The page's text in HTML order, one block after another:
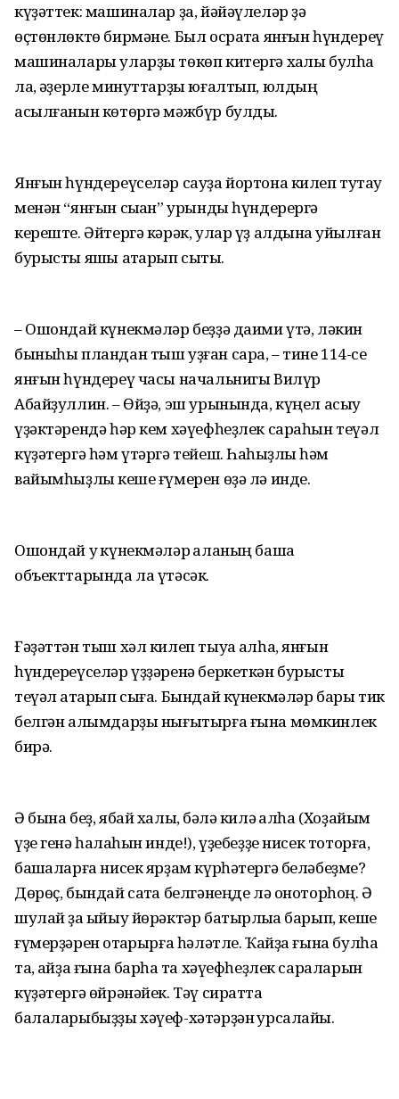
күҙәттек: машиналар ҙа, йәйәүлеләр ҙә
өҫтөнлөктө бирмәне. Был осраҡта янғын һүндереү
машиналары уларҙы төкөп китергә хаҡлы булһа
ла, ҡәҙерле минуттарҙы юғалтып, юлдың
асылғанын көтөргә мәжбүр булды.
Янғын һүндереүселәр сауҙа йортона килеп туҡтау
менән “янғын сыҡҡан” урынды һүндерергә
кереште. Әйтергә кәрәк, улар үҙ алдына ҡуйылған
бурысты яҡшы атҡарып сыҡты.
– Ошондай күнекмәләр беҙҙә даими үтә, ләкин
быныһы пландан тыш уҙған сара, – тине 114-се
янғын һүндереү часы начальнигы Вилүр
Абайҙуллин. – Өйҙә, эш урынында, күңел асыу
үҙәктәрендә һәр кем хәүефһеҙлек сараһын теүәл
күҙәтергә һәм үтәргә тейеш. Һаҡһыҙлыҡ һәм
вайымһыҙлыҡ кеше ғүмерен өҙә лә инде.
Ошондай уҡ күнекмәләр ҡаланың башҡа
объекттарында ла үтәсәк.
Ғәҙәттән тыш хәл килеп тыуа ҡалһа, янғын
һүндереүселәр үҙҙәренә беркеткән бурысты
теүәл атҡарып сыға. Бындай күнекмәләр бары тик
белгән алымдарҙы нығытырға ғына мөмкинлек
бирә.
Ә бына беҙ, ябай халыҡ, бәлә килә ҡалһа (Хоҙайым
үҙе генә һаҡлаһын инде!), үҙебеҙҙе нисек тоторға,
башҡаларға нисек ярҙам күрһәтергә беләбеҙме?
Дөрөҫ, бындай саҡта белгәнеңде лә оноторһоң. Ә
шулай ҙа ҡыйыу йөрәктәр батырлыҡҡа барып, кеше
ғүмерҙәрен ҡотҡарырға һәләтле. Ҡайҙа ғына булһаҡ
та, ҡайҙа ғына барһаҡ та хәүефһеҙлек сараларын
күҙәтергә өйрәнәйек. Тәү сиратта
балаларыбыҙҙы хәүеф-хәтәрҙән ҡурсалайыҡ.